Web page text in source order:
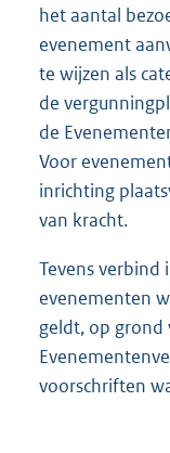
het aantal
evenement
te wijzen als
de
de
Voor
inrichting
van kracht.
Tevens verbind
evenementen
geldt, op grond
voorschriften